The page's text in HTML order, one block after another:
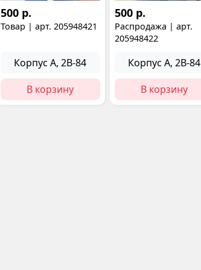
500 р.
Товар | арт. 205948421
Корпус А, 2В-84
В корзину
500 р.
Распродажа | арт.
205948422
Корпус А, 2В-84
В корзину